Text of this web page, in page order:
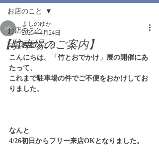
お店のこと
写真教室のこと
お店のこと
【駐車場のご案内】
よしのゆか
2025年4月24日
こんにちは。「竹とおでかけ」展の開催にあ
たって、
これまで駐車場の件でご不便をおかけしてお
りました。
なんと
4/26初日からフリー来店OKとなりました。